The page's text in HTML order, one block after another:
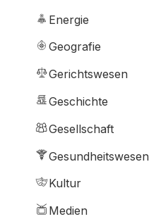
Energie
Geografie
Gerichtswesen
Geschichte
Gesellschaft
Gesundheitswesen
Kultur
Medien